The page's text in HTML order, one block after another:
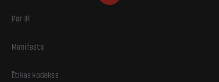
Par IR
Manifests
Ētikas kodekss